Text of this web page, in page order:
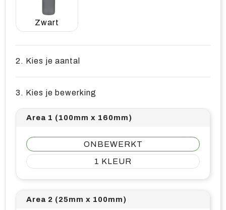
Zwart
2. Kies je aantal
3. Kies je bewerking
Area 1 (100mm x 160mm)
ONBEWERKT
1
Area 2 (25mm x 100mm)